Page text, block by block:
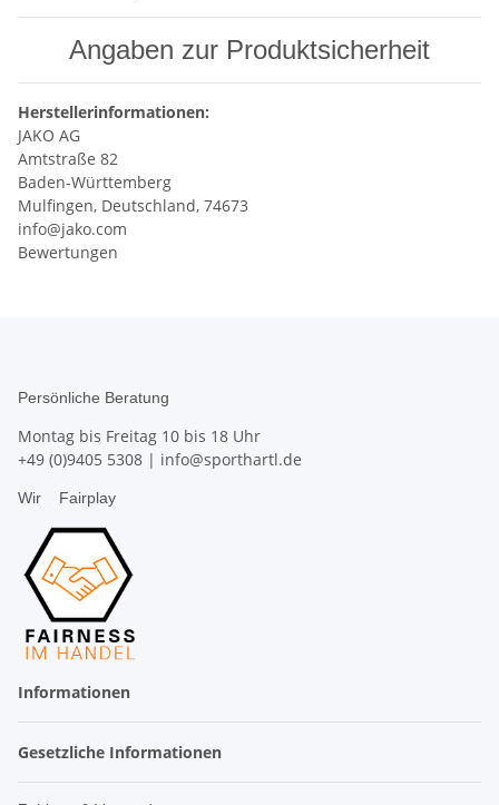
Angaben zur Produktsicherheit
Herstellerinformationen:
JAKO AG
Amtstraße 82
Baden-Württemberg
Mulfingen, Deutschland, 74673
info@jako.com
Bewertungen
Persönliche Beratung
Montag bis Freitag 10 bis 18 Uhr
+49 (0)9405 5308 | info@sporthartl.de
Wir Fairplay
Informationen
Gesetzliche Informationen